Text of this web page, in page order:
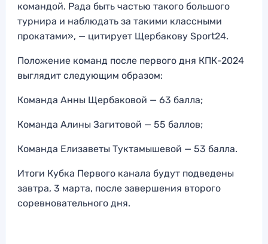
командой. Рада быть частью такого большого
турнира и наблюдать за такими классными
прокатами», — цитирует Щербакову Sport24.
Положение команд после первого дня КПК-2024
выглядит следующим образом:
Команда Анны Щербаковой — 63 балла;
Команда Алины Загитовой — 55 баллов;
Команда Елизаветы Туктамышевой — 53 балла.
Итоги Кубка Первого канала будут подведены
завтра, 3 марта, после завершения второго
соревновательного дня.